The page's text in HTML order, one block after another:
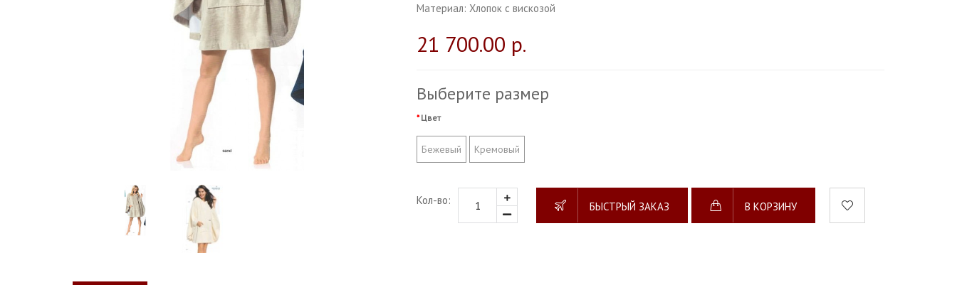
Материал: Хлопок с вискозой
21 700.00 р.
Выберите размер
Цвет
Бежевый Кремовый
Кол-во: БЫСТРЫЙ ЗАКАЗ В КОРЗИНУ